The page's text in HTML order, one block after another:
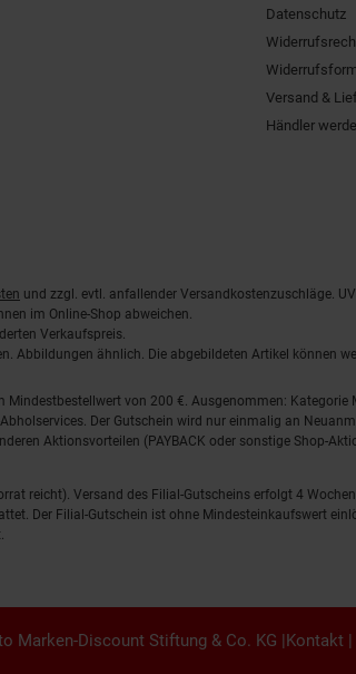
Datenschutz
Versand &
Händler
und zzgl. evtl. anfallender Versandkostenzuschläge.
im Online-Shop abweichen.
Verkaufspreis.
Abbildungen ähnlich. Die abgebildeten Artikel können
von 200 €. Ausgenommen:
Der Gutschein wird nur einmalig an
Aktionsvorteilen (PAYBACK oder sonstige Shop-
reicht). Versand des Filial-Gutscheins erfolgt 4
Der Filial-Gutschein ist ohne Mindesteinkaufswert
Marken-Discount Stiftung & Co. KG |Kontakt |